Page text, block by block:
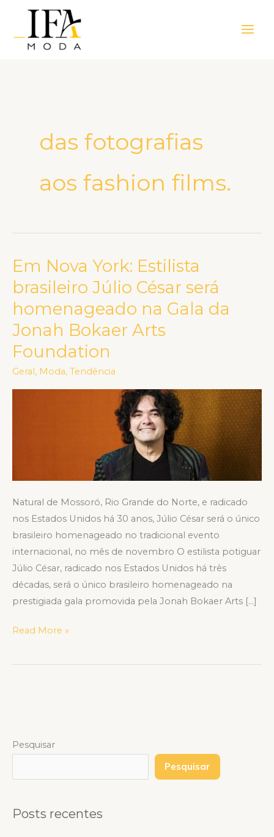
Menu
das fotografias
aos fashion films.
Em Nova York: Estilista
brasileiro Júlio César será
homenageado na Gala da
Jonah Bokaer Arts
Foundation
Geral , Moda, Tendência
Natural de Mossoró, Rio Grande do Norte, e radicado
nos Estados Unidos há 30 anos, Júlio César será o único
brasileiro homenageado no tradicional evento
internacional, no mês de novembro O estilista potiguar
Júlio César, radicado nos Estados Unidos há três
décadas, será o único brasileiro homenageado na
prestigiada gala promovida pela Jonah Bokaer Arts […]
Em
Nova
York:
Estilista
brasileiro
Júlio
será
Read More »
Pesquisar
Pesquisar
Posts recentes